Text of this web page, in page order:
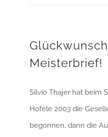
Meisterbrief!
Silvio Thajer hat beim
Hofele 2003 die
begonnen, dann die